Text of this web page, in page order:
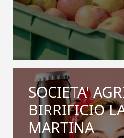
SOCIETA'
BIRRIFICIO
MARTINA